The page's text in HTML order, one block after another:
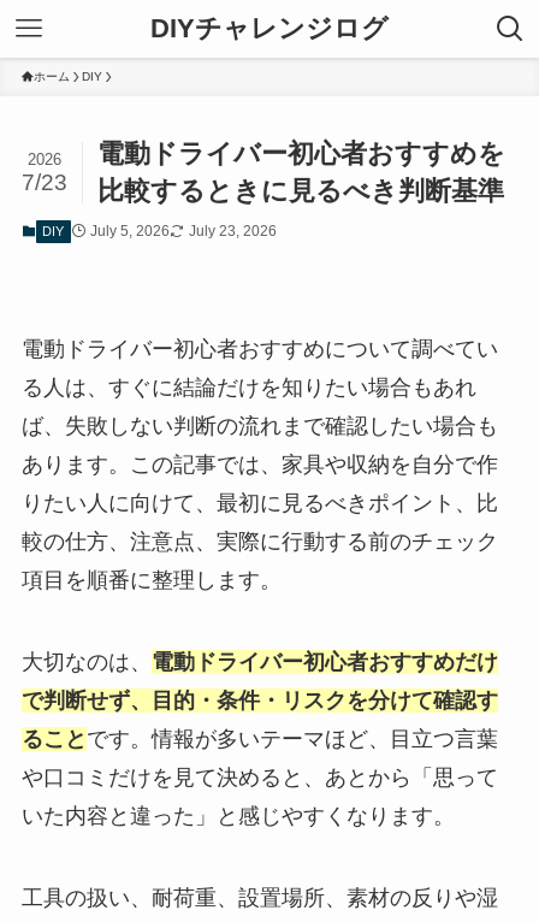
DIYチャレンジログ
ホーム DIY
電動ドライバー初心者おすすめを
比較するときに見るべき判断基準
2026
7/23
DIY July 5, 2026 July 23, 2026
電動ドライバー初心者おすすめについて調べてい
る人は、すぐに結論だけを知りたい場合もあれ
ば、失敗しない判断の流れまで確認したい場合も
あります。この記事では、家具や収納を自分で作
りたい人に向けて、最初に見るべきポイント、比
較の仕方、注意点、実際に行動する前のチェック
項目を順番に整理します。
大切なのは、 電動ドライバー初心者おすすめだけ
で判断せず、目的・条件・リスクを分けて確認す
ること です。情報が多いテーマほど、目立つ言葉
や口コミだけを見て決めると、あとから「思って
いた内容と違った」と感じやすくなります。
工具の扱い、耐荷重、設置場所、素材の反りや湿